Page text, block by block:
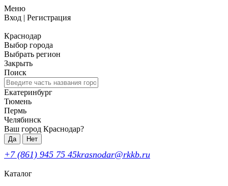
Меню
Вход | Регистрация
Краснодар
Выбор города
Выбрать регион
Закрыть
Поиск
Екатеринбург
Тюмень
Пермь
Челябинск
Ваш город Краснодар?
Да Нет
+7 (861) 945 75 45krasnodar@rkkb.ru
Каталог